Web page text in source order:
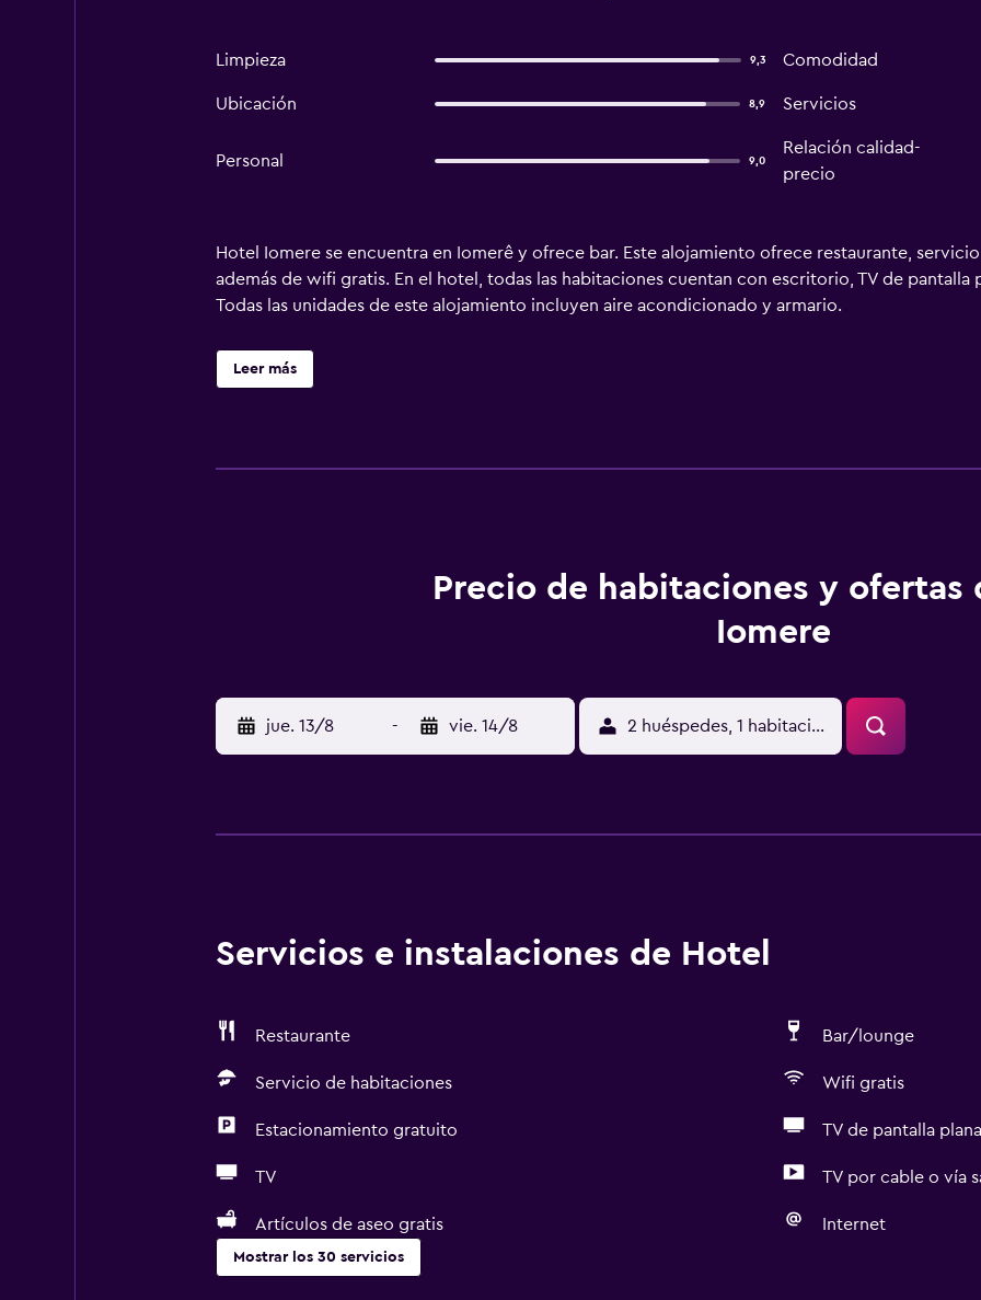
Limpieza 9,3 Comodidad
Ubicación 8,9 Servicios
Personal 9,0
Relación calidad-
precio
Hotel Iomere se encuentra en Iomerê y ofrece bar. Este alojamiento ofrece restaurante,
además de wifi gratis. En el hotel, todas las habitaciones cuentan con escritorio, TV de pantalla
Todas las unidades de este alojamiento incluyen aire acondicionado y armario.
Leer más
Precio de habitaciones y ofertas
Iomere
jue. 13/8 - vie. 14/8 2 huéspedes, 1 habitación
Servicios e instalaciones de Hotel
Restaurante Bar/lounge
Servicio de habitaciones Wifi gratis
Estacionamiento gratuito TV de pantalla plana
TV TV por cable o vía
Artículos de aseo gratis Internet
Mostrar los 30 servicios